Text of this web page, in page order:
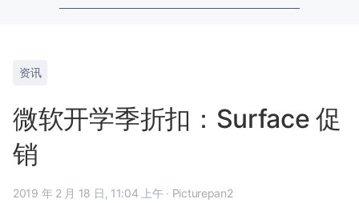
资讯
微软开学季折扣：Surface 促
销
2019 年 2 月 18 日, 11:04 上午 · Picturepan2